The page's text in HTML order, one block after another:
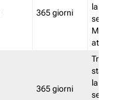
365 giorni
la
365 giorni
stata
la